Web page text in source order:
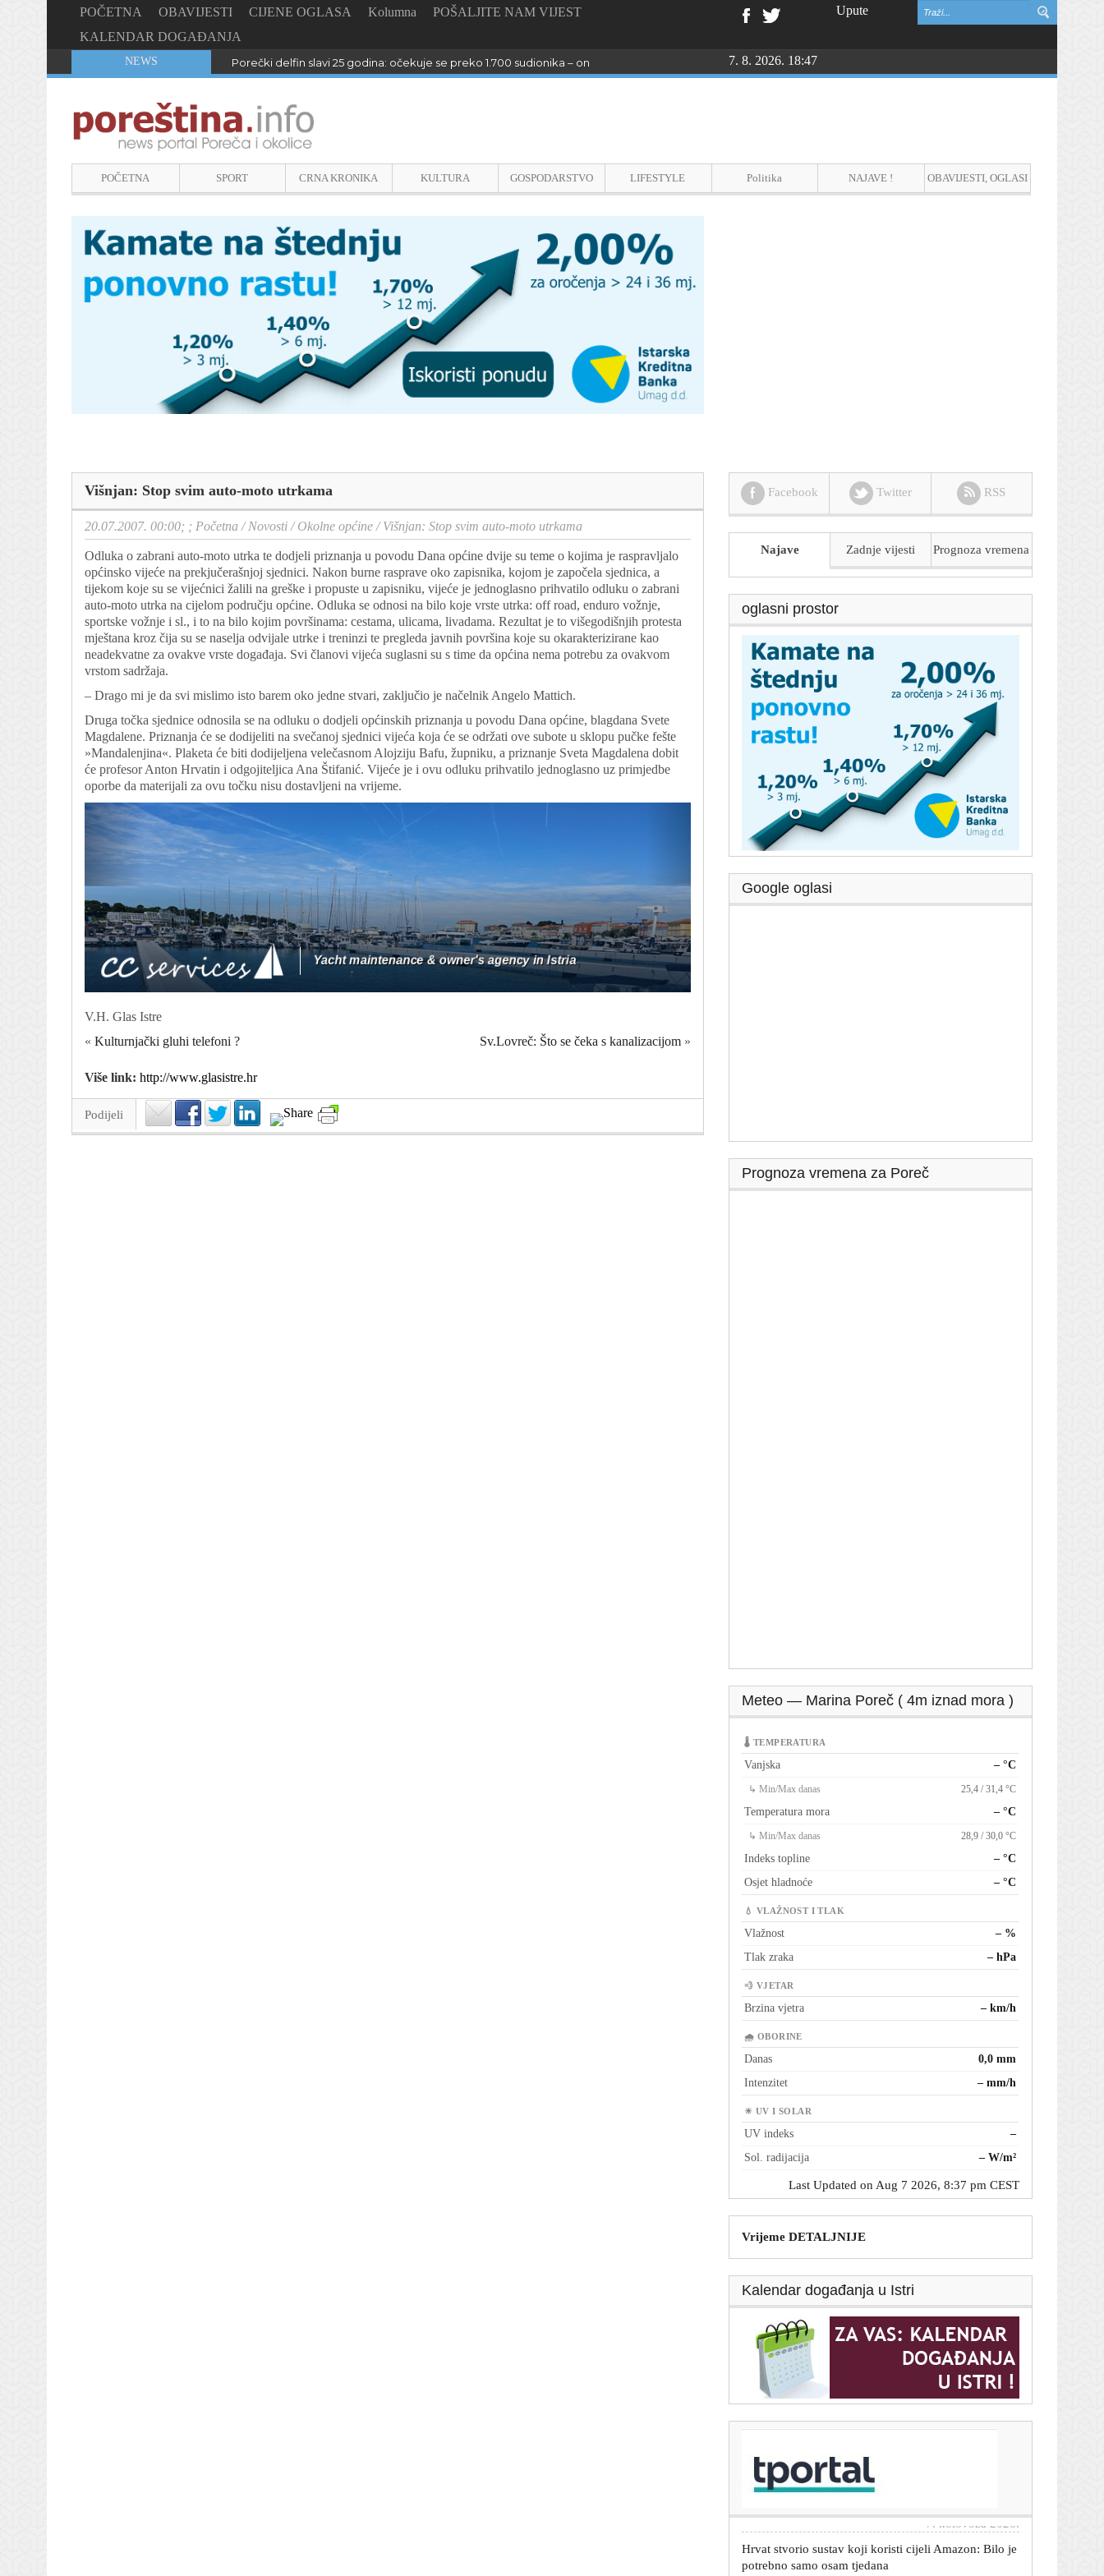
POČETNA OBAVIJESTI CIJENE OGLASA Kolumna
POŠALJITE NAM VIJEST
KALENDAR DOGAĐANJA
Upute
NEWS Porečki delfin slavi 25 godina: očekuje se preko 1.700 sudionika – online prijave do 26. kolovoza7. 8. 2026. 18:47
POČETNA SPORT CRNA KRONIKA KULTURA GOSPODARSTVO LIFESTYLE Politika NAJAVE ! OBAVIJESTI, OGLASI
Višnjan: Stop svim auto-moto utrkama
20.07.2007. 00:00; ; Početna /Novosti /Okolne općine /Višnjan: Stop svim auto-moto utrkama
Odluka o zabrani auto-moto utrka te dodjeli priznanja u povodu Dana općine dvije su teme o kojima je raspravljalo
općinsko vijeće na prekjučerašnjoj sjednici. Nakon burne rasprave oko zapisnika, kojom je započela sjednica, a
tijekom koje su se vijećnici žalili na greške i propuste u zapisniku, vijeće je jednoglasno prihvatilo odluku o zabrani
auto-moto utrka na cijelom području općine. Odluka se odnosi na bilo koje vrste utrka: off road, enduro vožnje,
sportske vožnje i sl., i to na bilo kojim površinama: cestama, ulicama, livadama. Rezultat je to višegodišnjih protesta
mještana kroz čija su se naselja odvijale utrke i treninzi te pregleda javnih površina koje su okarakterizirane kao
neadekvatne za ovakve vrste događaja. Svi članovi vijeća suglasni su s time da općina nema potrebu za ovakvom
vrstom sadržaja.
– Drago mi je da svi mislimo isto barem oko jedne stvari, zaključio je načelnik Angelo Mattich.
Druga točka sjednice odnosila se na odluku o dodjeli općinskih priznanja u povodu Dana općine, blagdana Svete
Magdalene. Priznanja će se dodijeliti na svečanoj sjednici vijeća koja će se održati ove subote u sklopu pučke fešte
»Mandalenjina«. Plaketa će biti dodijeljena velečasnom Alojziju Bafu, župniku, a priznanje Sveta Magdalena dobit
će profesor Anton Hrvatin i odgojiteljica Ana Štifanić. Vijeće je i ovu odluku prihvatilo jednoglasno uz primjedbe
oporbe da materijali za ovu točku nisu dostavljeni na vrijeme.
V.H. Glas Istre
« Kulturnjački gluhi telefoni ? Sv.Lovreč: Što se čeka s kanalizacijom »
Više link: http://www.glasistre.hr
Podijeli
Facebook Twitter RSS
Najave Zadnje vijesti Prognoza vremena
oglasni prostor
Google oglasi
Prognoza vremena za Poreč
Meteo — Marina Poreč ( 4m iznad mora )
🌡 TEMPERATURA
Vanjska – °C
↳ Min/Max danas 25,4 / 31,4 °C
Temperatura mora – °C
↳ Min/Max danas 28,9 / 30,0 °C
Indeks topline
– °C
Osjet hladnoće
– °C
💧 VLAŽNOST I TLAK
Vlažnost
– %
Tlak zraka
– hPa
💨 VJETAR
Brzina vjetra – km/h
🌧 OBORINE
Danas
0,0 mm
Intenzitet
– mm/h
☀ UV I SOLAR
UV indeks
–
Sol. radijacija
– W/m²
Last Updated on Aug 7 2026, 8:37 pm CEST
Vrijeme DETALJNIJE
Kalendar događanja u Istri
Kolone i zabrane na hrvatskim autocestama: U Sisku
prekinut promet
Hrvat stvorio sustav koji koristi cijeli Amazon: Bilo je
potrebno samo osam tjedana
7. kolovoza 2026.